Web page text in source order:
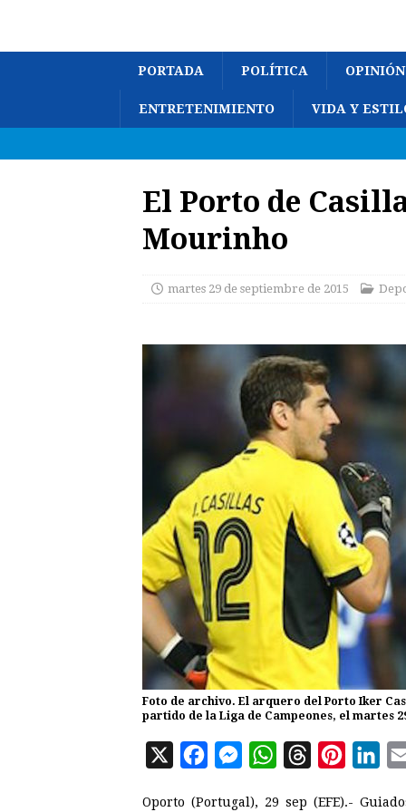
PORTADA POLÍTICA OPINIÓN
ENTRETENIMIENTO VIDA Y
El Porto de
Mourinho
martes 29 de septiembre de 2015
Foto de archivo. El arquero del Porto Iker
partido de la Liga de Campeones, el martes
X
M
W
Oporto (Portugal), 29 sep (EFE).-